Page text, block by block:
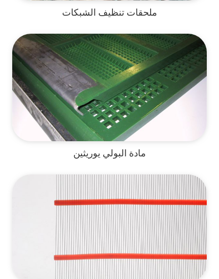
ملحقات تنظيف الشبكات
مادة البولي يوريثين